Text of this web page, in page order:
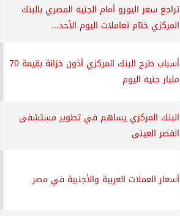
تراجع سعر اليورو أمام الجنيه المصري بالبنك
المركزي ختام تعاملات اليوم الأحد...
أسباب طرح البنك المركزي أذون خزانة بقيمة 70
مليار جنيه اليوم
البنك المركزي يساهم في تطوير مستشفى
القصر العينى
أسعار العملات العربية والأجنبية في مصر